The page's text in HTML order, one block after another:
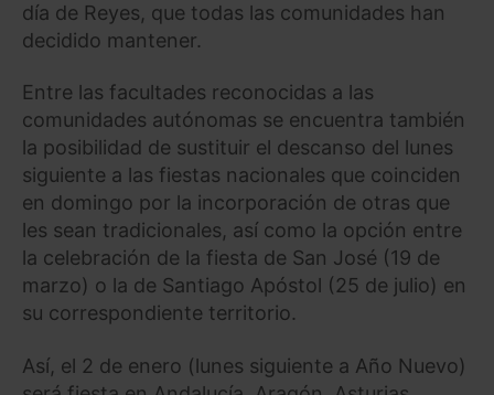
día de Reyes, que todas las comunidades han
decidido mantener.
Entre las facultades reconocidas a las
comunidades autónomas se encuentra también
la posibilidad de sustituir el descanso del lunes
siguiente a las fiestas nacionales que coinciden
en domingo por la incorporación de otras que
les sean tradicionales, así como la opción entre
la celebración de la fiesta de San José (19 de
marzo) o la de Santiago Apóstol (25 de julio) en
su correspondiente territorio.
Así, el 2 de enero (lunes siguiente a Año Nuevo)